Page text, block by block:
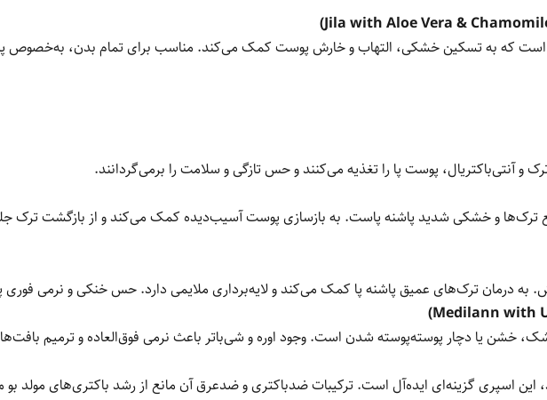
است که به تسکین خشکی، التهاب و خارش پوست کمک می‌کند. مناسب برای تمام بدن، به‌خصوص
و آنتی‌باکتریال، پوست پا را تغذیه می‌کنند و حس تازگی و سلامت را برمی‌گردانند.
ترک‌ها و خشکی شدید پاشنه پاست. به بازسازی پوست آسیب‌دیده کمک می‌کند و از بازگشت ترک
به درمان ترک‌های عمیق پاشنه پا کمک می‌کند و لایه‌برداری ملایمی دارد. حس خنکی و نرمی
خشن یا دچار پوسته‌پوسته شدن است. وجود اوره و شی‌باتر باعث نرمی فوق‌العاده و ترمیم
این اسپری گزینه‌ای ایده‌آل است. ترکیبات ضدباکتری و ضدعرق آن مانع از رشد باکتری‌های مولد